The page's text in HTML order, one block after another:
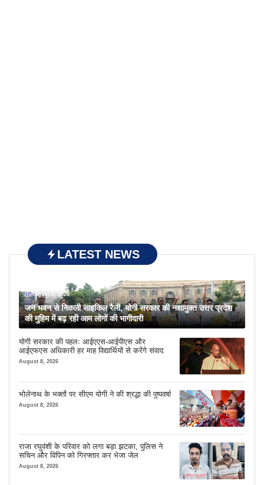
LATEST NEWS
August 8, 2026
जन भवन से निकली साइकिल रैली, योगी सरकार की नशामुक्त उत्तर प्रदेश
की मुहिम में बढ़ रही आम लोगों की भागीदारी
योगी सरकार की पहलः आईएएस-आईपीएस और
आईएफएस अधिकारी हर माह विद्यार्थियों से करेंगे संवाद
August 8, 2026
भोलेनाथ के भक्तों पर सीएम योगी ने की श्रद्धा की पुष्पवर्षा
August 8, 2026
राजा रघुवंशी के परिवार को लगा बड़ा झटका, पुलिस ने
सचिन और विपिन को गिरफ्तार कर भेजा जेल
August 8, 2026